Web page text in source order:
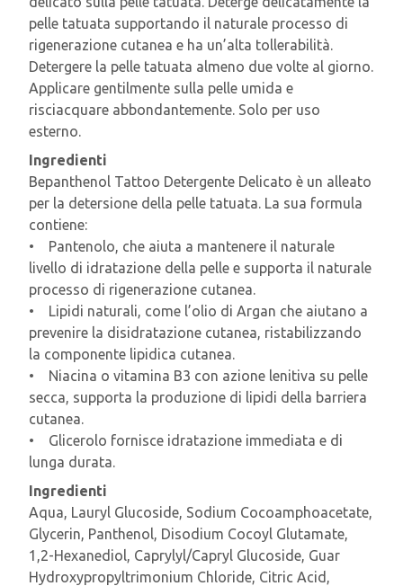
pelle tatuata supportando il naturale processo di
rigenerazione cutanea e ha un’alta tollerabilità.
Detergere la pelle tatuata almeno due volte al giorno.
Applicare gentilmente sulla pelle umida e
risciacquare abbondantemente. Solo per uso
esterno.
Ingredienti
Bepanthenol Tattoo Detergente Delicato è un alleato
per la detersione della pelle tatuata. La sua formula
contiene:
• Pantenolo, che aiuta a mantenere il naturale
livello di idratazione della pelle e supporta il naturale
processo di rigenerazione cutanea.
• Lipidi naturali, come l’olio di Argan che aiutano a
prevenire la disidratazione cutanea, ristabilizzando
la componente lipidica cutanea.
• Niacina o vitamina B3 con azione lenitiva su pelle
secca, supporta la produzione di lipidi della barriera
cutanea.
• Glicerolo fornisce idratazione immediata e di
lunga durata.
Ingredienti
Aqua, Lauryl Glucoside, Sodium Cocoamphoacetate,
Glycerin, Panthenol, Disodium Cocoyl Glutamate,
1,2-Hexanediol, Caprylyl/Capryl Glucoside, Guar
Hydroxypropyltrimonium Chloride, Citric Acid,